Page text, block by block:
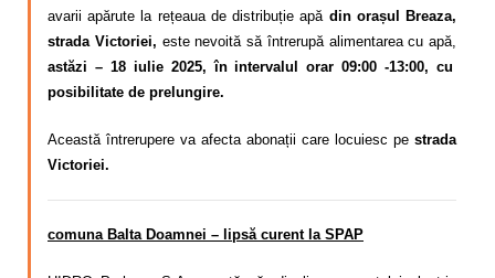
avarii apărute la rețeaua de distribuție apă din orașul Breaza,
strada Victoriei, este nevoită să întrerupă alimentarea cu apă,
astăzi – 18 iulie 2025, în intervalul orar 09:00 -13:00, cu
posibilitate de prelungire.
Această întrerupere va afecta abonații care locuiesc pe strada
Victoriei.
comuna Balta Doamnei – lipsă curent la SPAP